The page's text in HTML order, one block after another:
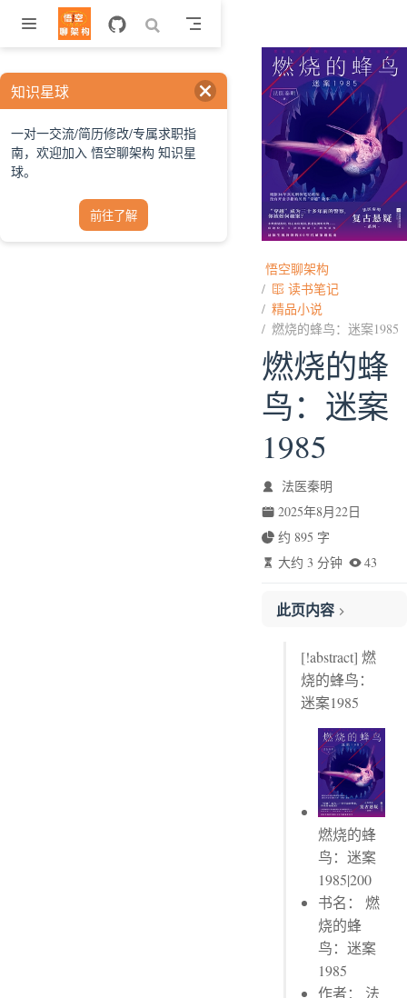
跳至主要內容
悟空聊架构
读书笔记
精品小说
燃烧的蜂鸟：迷案1985
燃烧的蜂
鸟：迷案
1985
法医秦明
2025年8月22日
约 895 字
大约 3 分钟
43
此页内容
第六章 废窑洞
第七章 被划掉的天气
划线评论
[!abstract] 燃
烧的蜂鸟：
迷案1985
燃烧的蜂
鸟：迷案
1985|200
书名： 燃
烧的蜂
鸟：迷案
1985
作者： 法
知识星球
一对一交流/简历修改/专属求职指
南，欢迎加入 悟空聊架构 知识星
球。
前往了解